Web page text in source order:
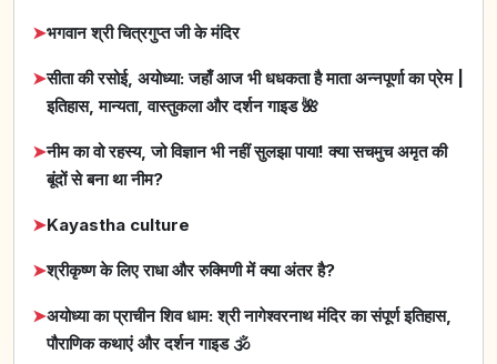
➤भगवान श्री चित्रगुप्त जी के मंदिर
➤सीता की रसोई, अयोध्या: जहाँ आज भी धधकता है माता अन्नपूर्णा का प्रेम |
इतिहास, मान्यता, वास्तुकला और दर्शन गाइड 🌺
➤नीम का वो रहस्य, जो विज्ञान भी नहीं सुलझा पाया! क्या सचमुच अमृत की
बूंदों से बना था नीम?
➤Kayastha culture
➤श्रीकृष्ण के लिए राधा और रुक्मिणी में क्या अंतर है?
➤अयोध्या का प्राचीन शिव धाम: श्री नागेश्वरनाथ मंदिर का संपूर्ण इतिहास,
पौराणिक कथाएं और दर्शन गाइड 🕉️